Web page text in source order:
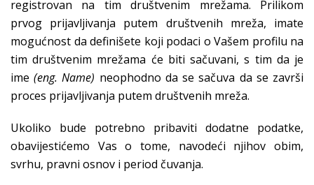
registrovan na tim društvenim mrežama. Prilikom
prvog prijavljivanja putem društvenih mreža, imate
mogućnost da definišete koji podaci o Vašem profilu na
tim društvenim mrežama će biti sačuvani, s tim da je
ime(eng. Name) neophodno da se sačuva da se završi
proces prijavljivanja putem društvenih mreža.
Ukoliko bude potrebno pribaviti dodatne podatke,
obavijestićemo Vas o tome, navodeći njihov obim,
svrhu, pravni osnov i period čuvanja.